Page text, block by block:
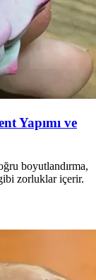
Yapımı ve
boyutlandırma,
zorluklar içerir.